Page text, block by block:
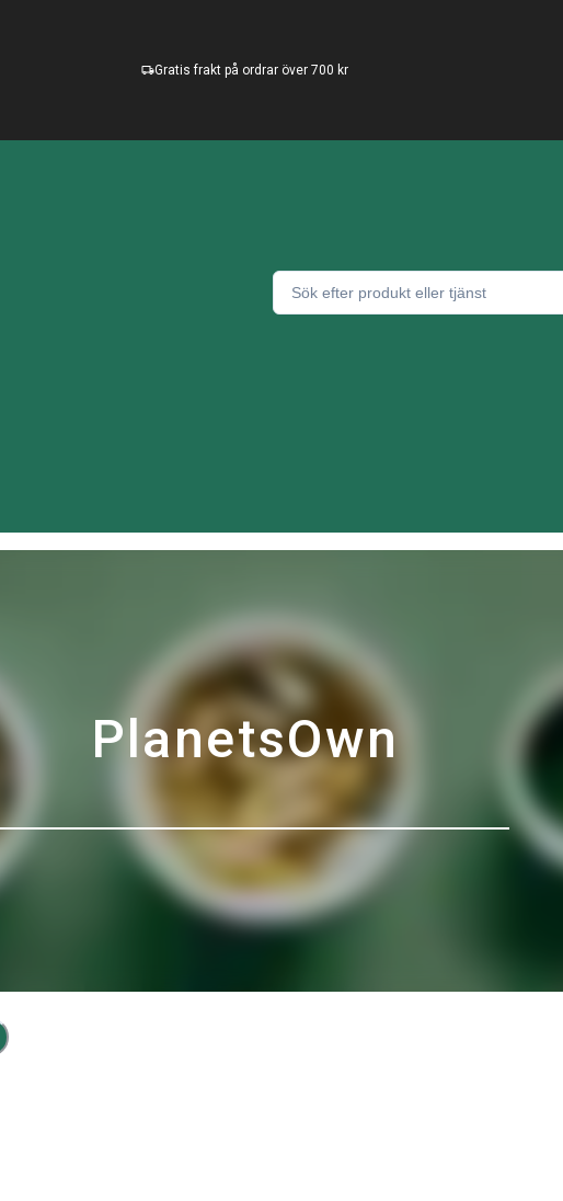
Gratis frakt på ordrar över 700 kr
PlanetsOwn